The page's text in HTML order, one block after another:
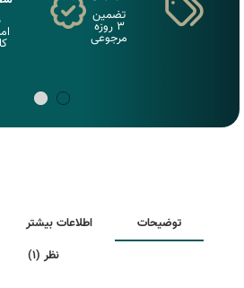
تضمین
3 روزه
مرجوعی
توضیحات اطلاعات بیشتر
نظر (1)